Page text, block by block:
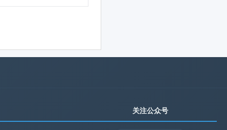
关注公众号